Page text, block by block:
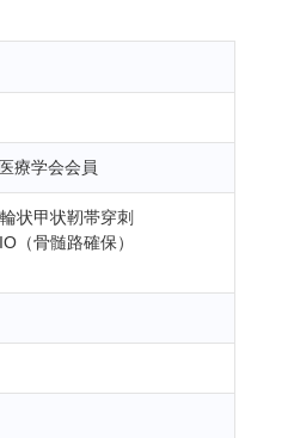
療学会会員
状甲状靭帯穿刺
（骨髄路確保）